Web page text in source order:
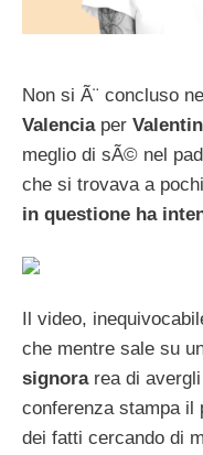
Non si Ã¨ concluso
Valenciaper
meglio di sÃ© nel
che si trovava a
in questione ha
Il video,
che mentre sale su
signorarea di
conferenza stampa il
dei fatti cercando di